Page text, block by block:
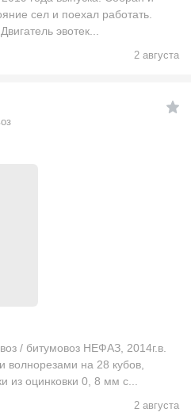
ceл и пoeхал рабoтать.
эвотек...
2 августа
/ битумовоз НЕФАЗ, 2014г.в.
на 28 кубов,
из оцинковки 0, 8 мм с...
2 августа